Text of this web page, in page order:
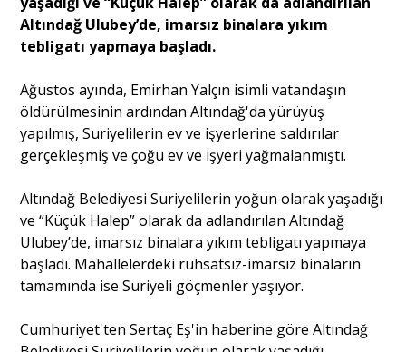
Ekonomi
Yorum - Analiz
Yazı Dizisi
Portre
Altındağ Ulubey’de, imarsız binalara yıkım
tebligatı yapmaya başladı.
Ağustos ayında, Emirhan Yalçın isimli vatandaşın
öldürülmesinin ardından Altındağ'da yürüyüş
yapılmış, Suriyelilerin ev ve işyerlerine saldırılar
gerçekleşmiş ve çoğu ev ve işyeri yağmalanmıştı.
Altındağ Belediyesi Suriyelilerin yoğun olarak yaşadığı
ve “Küçük Halep” olarak da adlandırılan Altındağ
Ulubey’de, imarsız binalara yıkım tebligatı yapmaya
başladı. Mahallelerdeki ruhsatsız-imarsız binaların
tamamında ise Suriyeli göçmenler yaşıyor.
Cumhuriyet'ten Sertaç Eş'in haberine göre Altındağ